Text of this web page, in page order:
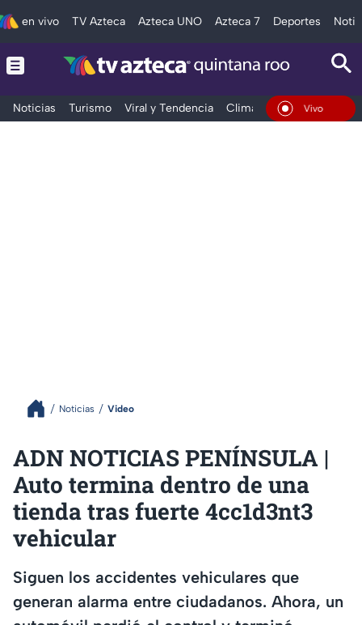
en vivo TV Azteca Azteca UNO Azteca 7 Deportes
Noticias Turismo Viral y Tendencia Clima Tráfico
En Vivo
Noticias Video
ADN NOTICIAS PENÍNSULA |
Auto termina dentro de una
tienda tras fuerte 4cc1d3nt3
vehicular
Siguen los accidentes vehiculares que
generan alarma entre ciudadanos. Ahora, un